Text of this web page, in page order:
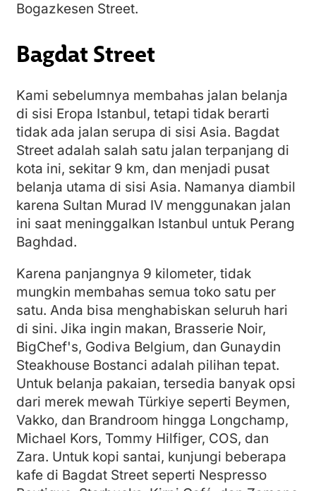
Bogazkesen Street.
Bagdat Street
Kami sebelumnya membahas jalan belanja
di sisi Eropa Istanbul, tetapi tidak berarti
tidak ada jalan serupa di sisi Asia. Bagdat
Street adalah salah satu jalan terpanjang di
kota ini, sekitar 9 km, dan menjadi pusat
belanja utama di sisi Asia. Namanya diambil
karena Sultan Murad IV menggunakan jalan
ini saat meninggalkan Istanbul untuk Perang
Baghdad.
Karena panjangnya 9 kilometer, tidak
mungkin membahas semua toko satu per
satu. Anda bisa menghabiskan seluruh hari
di sini. Jika ingin makan, Brasserie Noir,
BigChef's, Godiva Belgium, dan Gunaydin
Steakhouse Bostanci adalah pilihan tepat.
Untuk belanja pakaian, tersedia banyak opsi
dari merek mewah Türkiye seperti Beymen,
Vakko, dan Brandroom hingga Longchamp,
Michael Kors, Tommy Hilfiger, COS, dan
Zara. Untuk kopi santai, kunjungi beberapa
kafe di Bagdat Street seperti Nespresso